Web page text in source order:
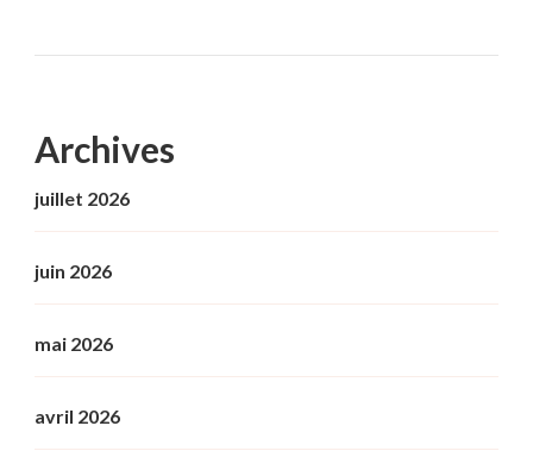
Archives
juillet 2026
juin 2026
mai 2026
avril 2026